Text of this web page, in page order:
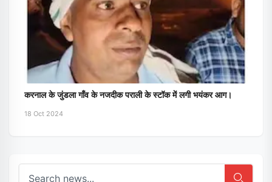
करनाल के जुंडला गाँव के नजदीक पराली के स्टॉक में लगी भयंकर आग।
18 Oct 2024